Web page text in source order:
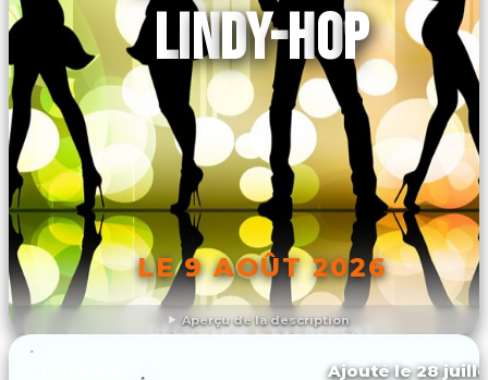
Aperçu de la description
LINDY-HOP
LE 9 AOÛT 2026
DÉCOUVRIR L'ÉVÉNEMENT
Ajouté le 28